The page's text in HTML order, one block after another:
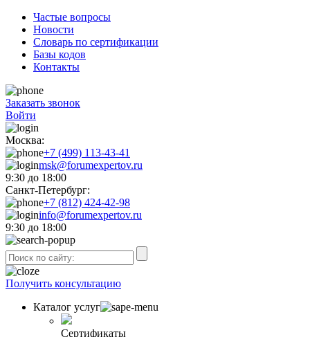
Частые вопросы
Новости
Словарь по сертификации
Базы кодов
Контакты
Заказать звонок
Войти
Москва:
+7 (499) 113-43-41
msk@forumexpertov.ru
9:30 до 18:00
Санкт-Петербург:
+7 (812) 424-42-98
info@forumexpertov.ru
9:30 до 18:00
Получить консультацию
Каталог услуг
Сертификаты